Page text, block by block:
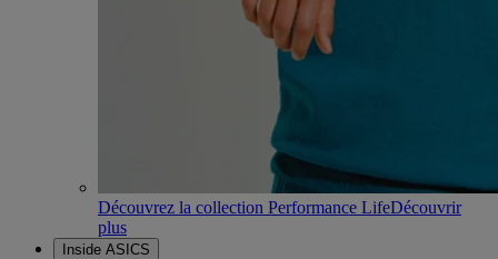
Découvrez la collection Performance LifeDécouvrir
plus
Inside ASICS